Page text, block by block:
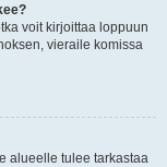
voit kirjoittaa loppuun
vieraile komissa
alueelle tulee tarkastaa